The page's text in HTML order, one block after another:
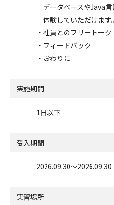
データベースやJava
体験していただけます。
・社員とのフリートーク
・フィードバック
・おわりに
実施期間
1日以下
受入期間
2026.09.30〜2026.09.30
実習場所